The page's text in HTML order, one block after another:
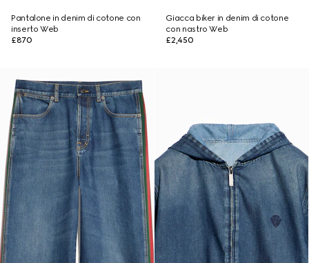
Pantalone in denim di cotone con
inserto Web
£870
Giacca biker in denim di cotone
con nastro Web
£2,450